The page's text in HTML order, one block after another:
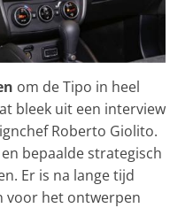
om de Tipo in heel
bleek uit een interview
Roberto Giolito.
bepaalde strategisch
Er is na lange tijd
voor het ontwerpen